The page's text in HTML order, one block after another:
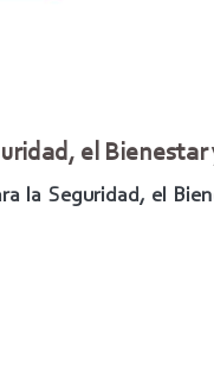
el Bienestar
la Seguridad, el